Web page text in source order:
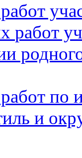
работ
по
и